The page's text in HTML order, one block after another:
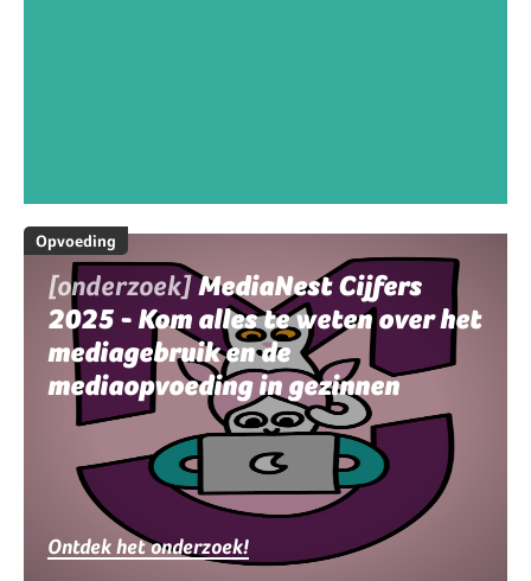
Opvoeding
[onderzoek]MediaNest Cijfers
2025 - Kom alles te weten over het
mediagebruik en de
mediaopvoeding in gezinnen
Ontdek het onderzoek!